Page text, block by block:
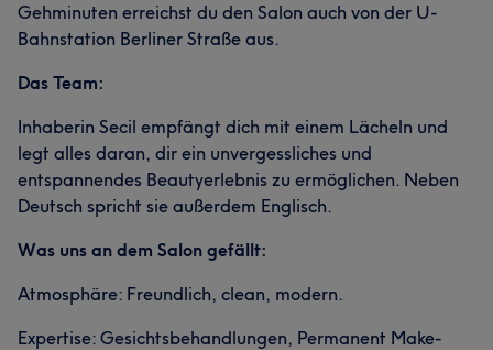
Gehminuten erreichst du den Salon auch von der U-
Bahnstation Berliner Straße aus.
Das Team:
Inhaberin Secil empfängt dich mit einem Lächeln und
legt alles daran, dir ein unvergessliches und
entspannendes Beautyerlebnis zu ermöglichen. Neben
Deutsch spricht sie außerdem Englisch.
Was uns an dem Salon gefällt:
Atmosphäre: Freundlich, clean, modern.
Expertise: Gesichtsbehandlungen, Permanent Make-